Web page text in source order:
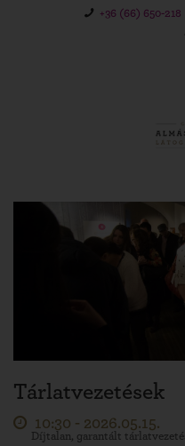
+36 (66) 650-218
Tárlatvezetések
10:30 - 2026.05.15.
Díjtalan, garantált